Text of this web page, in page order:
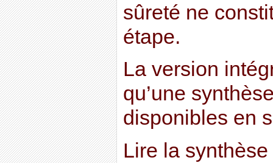
sûreté ne
étape.
La version
qu’une
disponibles en
Lire la